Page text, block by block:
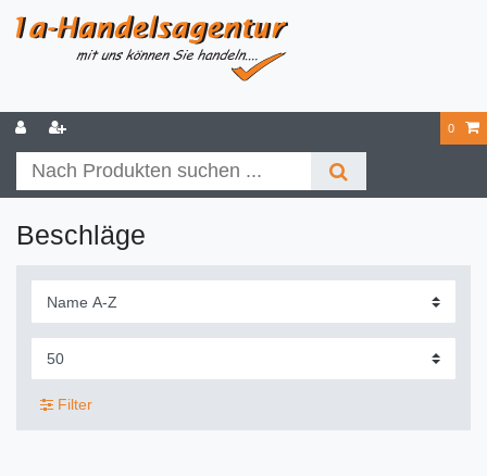
0
Beschläge
Filter